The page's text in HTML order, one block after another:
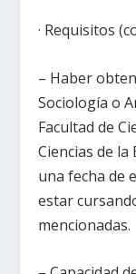
· Requisitos
– Haber
Sociología o
Facultad de
Ciencias de
una fecha de
estar
mencionadas.